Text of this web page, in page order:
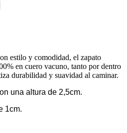
estilo y comodidad, el zapato
en cuero vacuno, tanto por dentro
durabilidad y suavidad al caminar.
una altura de 2,5cm.
1cm.